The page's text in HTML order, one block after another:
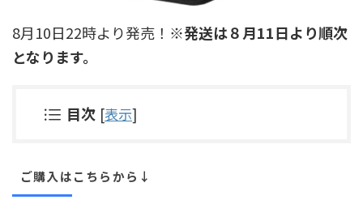
8月10日22時より発売！ ※発送は８月11日より順次
となります。
目次 [表示]
ご購入はこちらから↓